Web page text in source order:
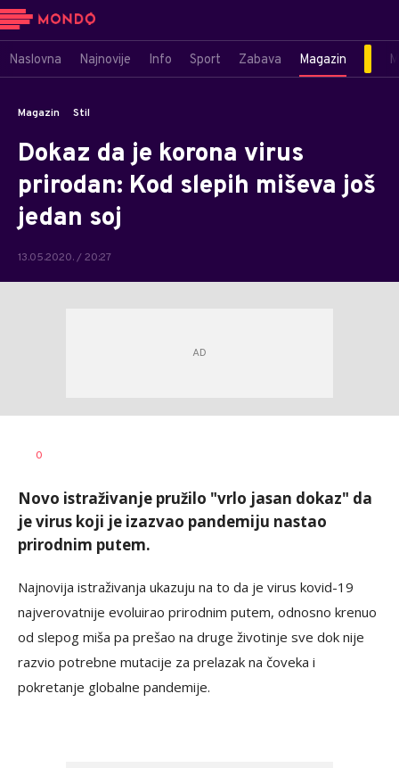
Naslovna Najnovije Info Sport Zabava Magazin
Magazin Stil
Dokaz da je korona virus
prirodan: Kod slepih miševa još
jedan soj
13.05.2020. / 20:27
AUTOR
0
Novo istraživanje pružilo "vrlo jasan dokaz" da
je virus koji je izazvao pandemiju nastao
prirodnim putem.
Najnovija istraživanja ukazuju na to da je virus kovid-19
najverovatnije evoluirao prirodnim putem, odnosno krenuo
od slepog miša pa prešao na druge životinje sve dok nije
razvio potrebne mutacije za prelazak na čoveka i
pokretanje globalne pandemije.